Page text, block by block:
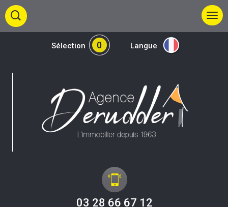
Sélection 0 Langue
03 28 66 67 12